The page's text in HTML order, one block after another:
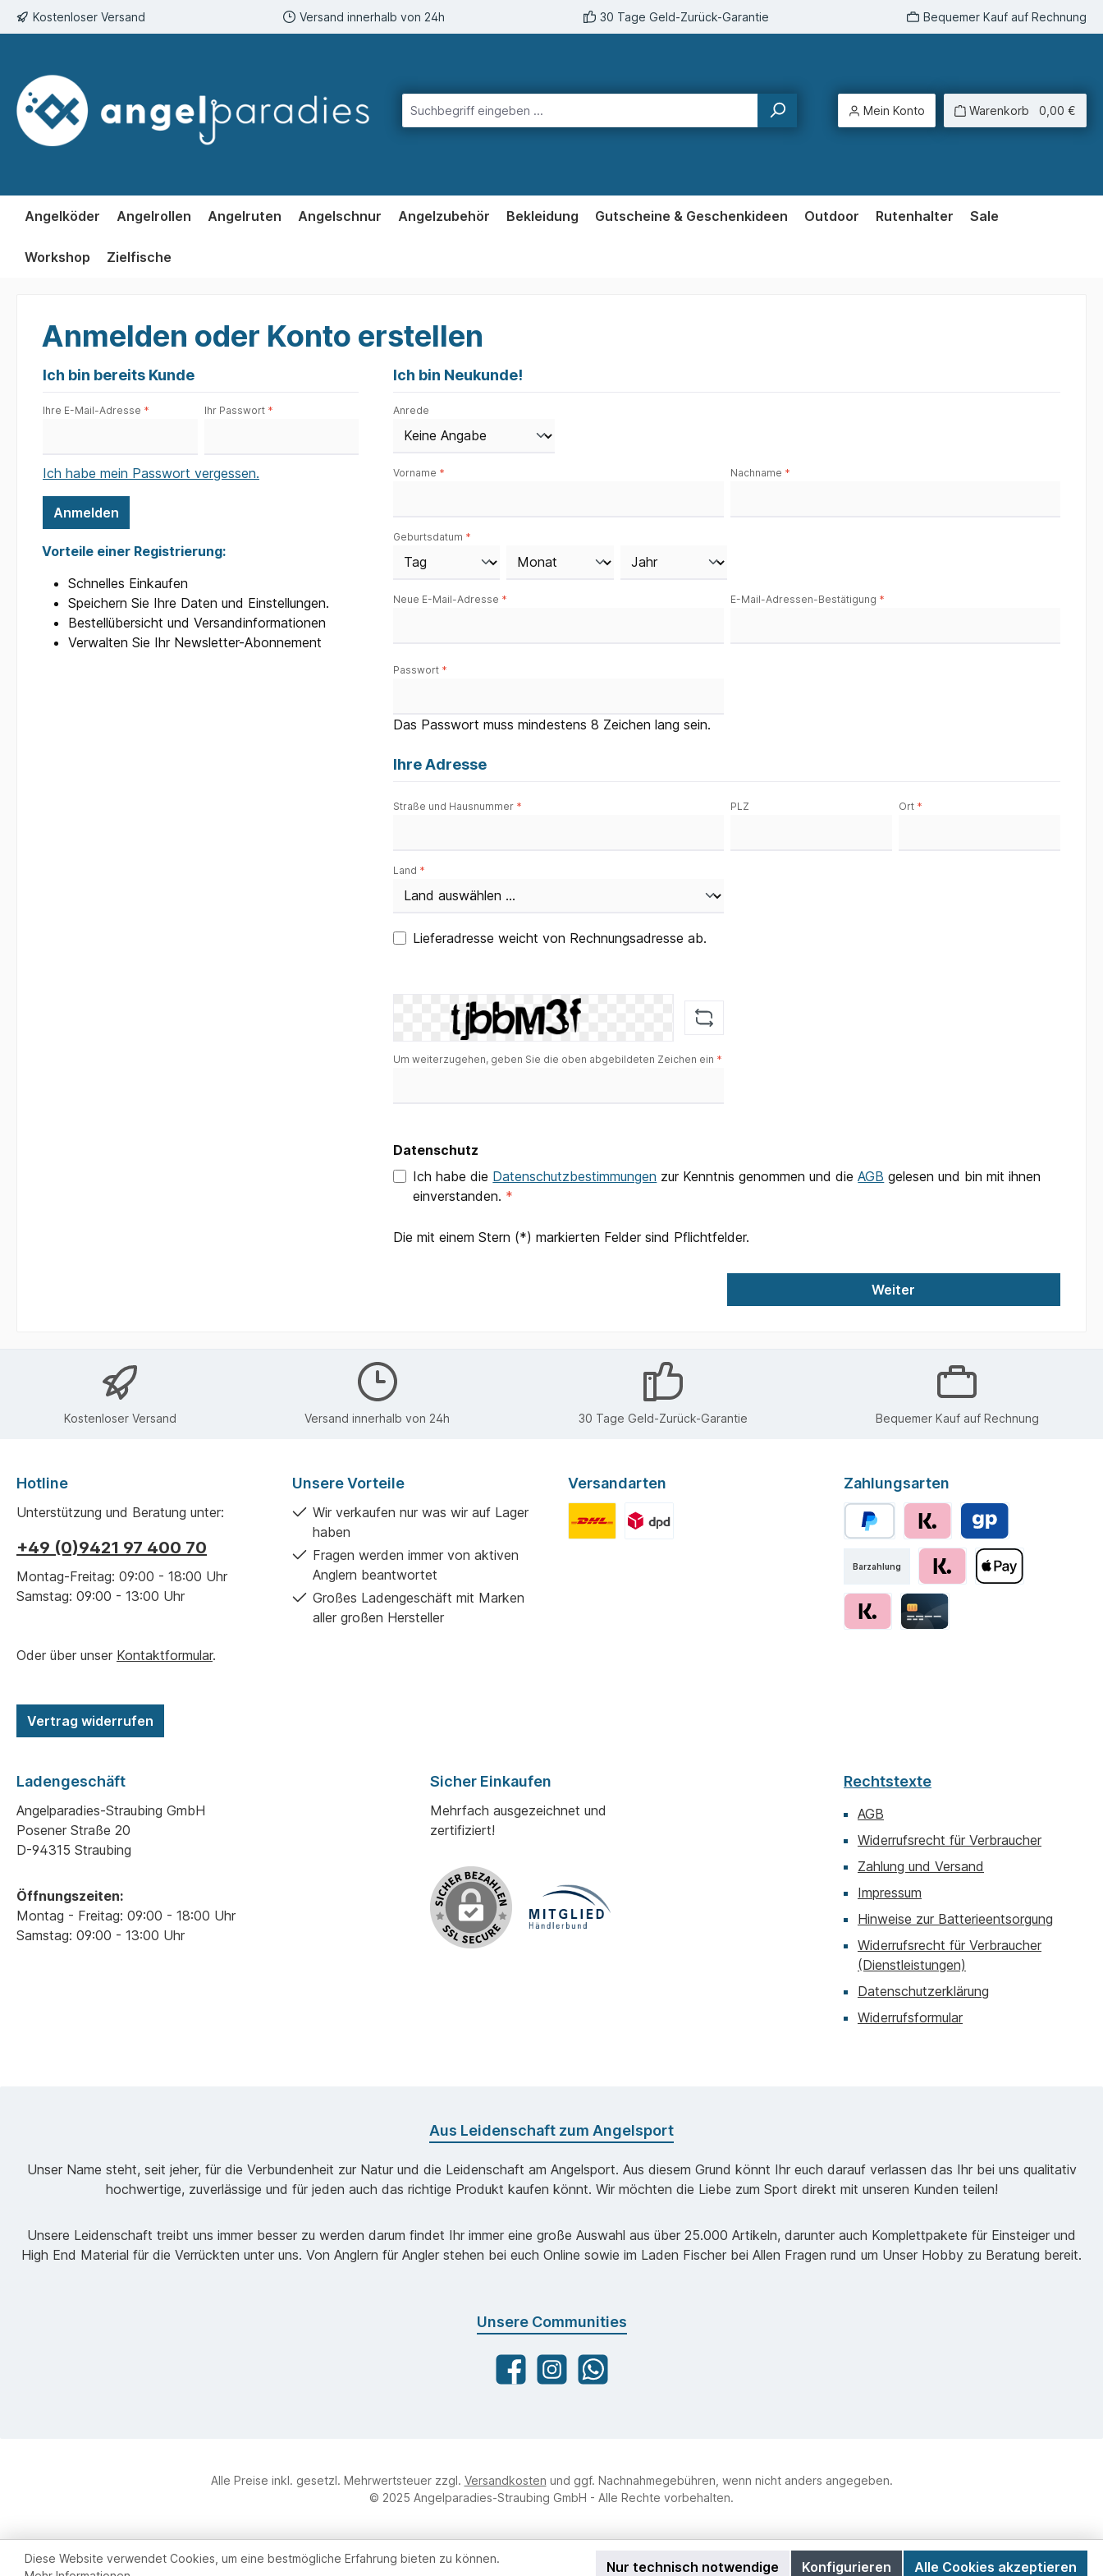
Zur Hauptnavigation springen
Kostenloser Versand Versand innerhalb von 24h 30 Tage Geld-Zurück-Garantie Bequemer Kauf auf Rechnung
Mein Konto Warenkorb 0,00 €
Angelköder Angelrollen Angelruten Angelschnur Angelzubehör Bekleidung Gutscheine & Geschenkideen Outdoor Rutenhalter Sale
Workshop Zielfische
Anmelden oder Konto erstellen
Ich bin bereits Kunde
Ihre E-Mail-Adresse * Ihr Passwort *
Ich habe mein Passwort vergessen.
Anmelden
Vorteile einer Registrierung:
Schnelles Einkaufen
Speichern Sie Ihre Daten und Einstellungen.
Bestellübersicht und Versandinformationen
Verwalten Sie Ihr Newsletter-Abonnement
Ich bin Neukunde!
Persönliche Informationen
Anrede
Vorname * Nachname *
Geburtsdatum *
Neue E-Mail-Adresse * E-Mail-Adressen-Bestätigung *
Passwort *
Das Passwort muss mindestens 8 Zeichen lang sein.
Ihre Adresse
Straße und Hausnummer * PLZ Ort *
Land *
Lieferadresse weicht von Rechnungsadresse ab.
Um weiterzugehen, geben Sie die oben abgebildeten Zeichen ein *
Datenschutz
Ich habe die Datenschutzbestimmungen zur Kenntnis genommen und dieAGB gelesen und bin mit ihnen
einverstanden. *
Die mit einem Stern (*) markierten Felder sind Pflichtfelder.
Weiter
Kostenloser Versand Versand innerhalb von 24h 30 Tage Geld-Zurück-Garantie Bequemer Kauf auf Rechnung
Hotline
Unterstützung und Beratung unter:
+49 (0)9421 97 400 70
Montag-Freitag: 09:00 - 18:00 Uhr
Samstag: 09:00 - 13:00 Uhr
Oder über unser Kontaktformular.
Vertrag widerrufen
Unsere Vorteile
Wir verkaufen nur was wir auf Lager
haben
Fragen werden immer von aktiven
Anglern beantwortet
Großes Ladengeschäft mit Marken
aller großen Hersteller
Versandarten Zahlungsarten
Barzahlung
Ladengeschäft
Angelparadies-Straubing GmbH
Posener Straße 20
D-94315 Straubing
Öffnungszeiten:
Montag - Freitag: 09:00 - 18:00 Uhr
Samstag: 09:00 - 13:00 Uhr
Sicher Einkaufen
Mehrfach ausgezeichnet und
zertifiziert!
Rechtstexte
AGB
Widerrufsrecht für Verbraucher
Zahlung und Versand
Impressum
Hinweise zur Batterieentsorgung
Widerrufsrecht für Verbraucher
(Dienstleistungen)
Datenschutzerklärung
Widerrufsformular
Aus Leidenschaft zum Angelsport
Unser Name steht, seit jeher, für die Verbundenheit zur Natur und die Leidenschaft am Angelsport. Aus diesem Grund könnt Ihr euch darauf verlassen das Ihr bei uns qualitativ
hochwertige, zuverlässige und für jeden auch das richtige Produkt kaufen könnt. Wir möchten die Liebe zum Sport direkt mit unseren Kunden teilen!
Unsere Leidenschaft treibt uns immer besser zu werden darum findet Ihr immer eine große Auswahl aus über 25.000 Artikeln, darunter auch Komplettpakete für Einsteiger und
High End Material für die Verrückten unter uns. Von Anglern für Angler stehen bei euch Online sowie im Laden Fischer bei Allen Fragen rund um Unser Hobby zu Beratung bereit.
Unsere Communities
Facebookangelparadiesstraubing
WhatsApp
Alle Preise inkl. gesetzl. Mehrwertsteuer zzgl. Versandkosten und ggf. Nachnahmegebühren, wenn nicht anders angegeben.
© 2025 Angelparadies-Straubing GmbH - Alle Rechte vorbehalten.
Werkzeugleiste anzeigen
Diese Website verwendet Cookies, um eine bestmögliche Erfahrung bieten zu können.
Nur technisch notwendige Konfigurieren Alle Cookies akzeptieren